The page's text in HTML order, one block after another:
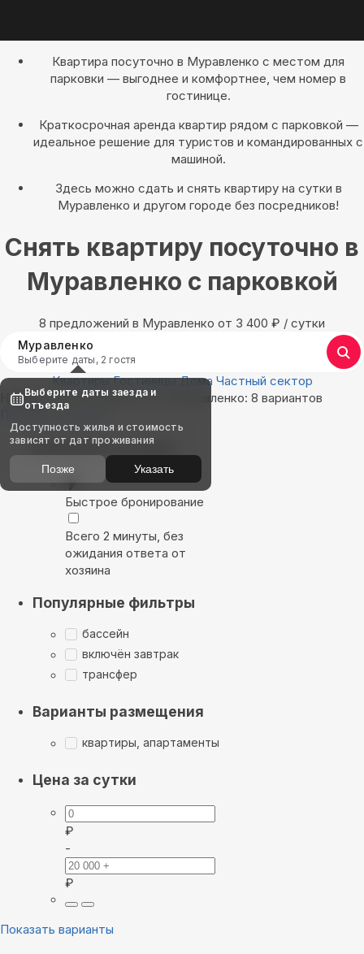
Квартира посуточно в Муравленко с местом для
парковки — выгоднее и комфортнее, чем номер в
гостинице.
Краткосрочная аренда квартир рядом с парковкой —
идеальное решение для туристов и командированных с
машиной.
Здесь можно сдать и снять квартиру на сутки в
Муравленко и другом городе без посредников!
Снять квартиру посуточно в
Муравленко с парковкой
8 предложений в Муравленко oт 3 400 ₽ / сутки
Муравленко
Выберите даты, 2 гостя
Квартиры Гостиницы Дома Частный сектор
Найдём, где остановиться в Муравленко: 8 вариантов
Показать на карте
Выбирайте лучшее
Быстрое бронирование
Всего 2 минуты, без
ожидания ответа от
хозяина
Популярные фильтры
бассейн
включён завтрак
трансфер
Варианты размещения
квартиры, апартаменты
Цена за сутки
₽
-
₽
Показать варианты
Выберите даты заезда и
отъезда
Доступность жилья и стоимость
зависят от дат проживания
Позже Указать